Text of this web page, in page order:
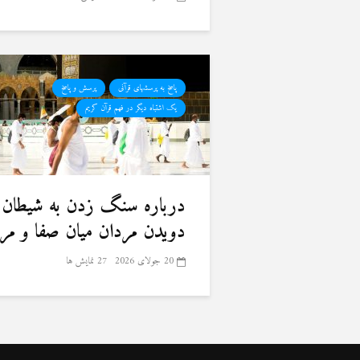
پاسخ به پرسشهای قرآنی
پرسش و پاسخ
یک اشتباه دیگر در فهم قرآن کریم
درباره سنگ زدن به
دویدن مردان میان صفا و
20 جولای 2026 27 نمایش ها